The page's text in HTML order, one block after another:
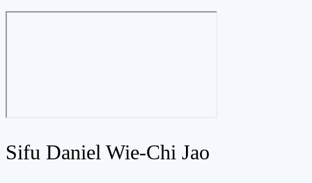
Sifu Daniel Wie-Chi Jao